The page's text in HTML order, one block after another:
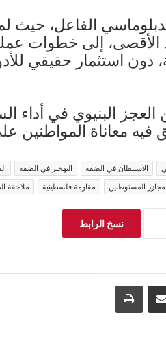
الفاعل، حيث
الأقصى، إلى خطوات
دون استثمار حقيقي
العجز البنيوي في
فيه معاناة المواطنين
الاستيطان في الضفة التهجير في الضفة
مجازر المستوطنين مقاومة فلسطينية ملاحقة
نسخ الرابط
مشاركة عبر البريد طباعة